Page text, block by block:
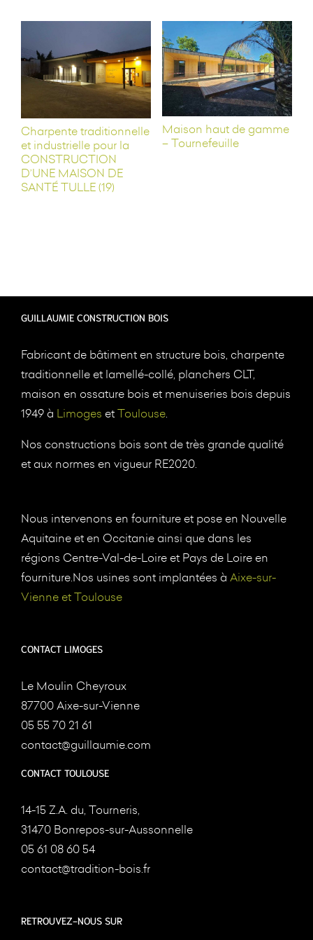
Charpente traditionnelle
et industrielle pour la
CONSTRUCTION
D’UNE MAISON DE
SANTÉ TULLE (19)
Maison haut de gamme
– Tournefeuille
GUILLAUMIE CONSTRUCTION BOIS
Fabricant de bâtiment en structure bois, charpente
traditionnelle et lamellé-collé, planchers CLT,
maison en ossature bois et menuiseries bois depuis
1949 à Limoges etToulouse.
Nos constructions bois sont de très grande qualité
et aux normes en vigueur RE2020.
Nous intervenons en fourniture et pose en Nouvelle
Aquitaine et en Occitanie ainsi que dans les
régions Centre-Val-de-Loire et Pays de Loire en
fourniture.Nos usines sont implantées à Aixe-sur-
Vienne et Toulouse
CONTACT LIMOGES
Le Moulin Cheyroux
87700 Aixe-sur-Vienne
05 55 70 21 61
contact@guillaumie.com
CONTACT TOULOUSE
14-15 Z.A. du, Tourneris,
31470 Bonrepos-sur-Aussonnelle
05 61 08 60 54
contact@tradition-bois.fr
RETROUVEZ-NOUS SUR